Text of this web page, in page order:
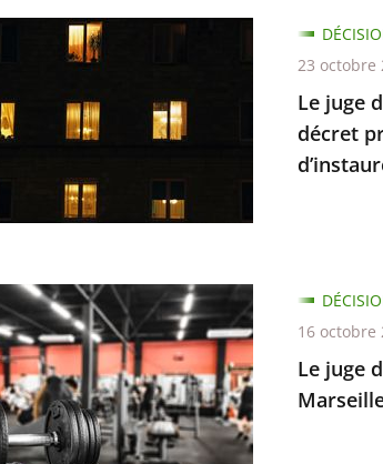
Le juge
décret
23 octobre
Le juge
16 octobre